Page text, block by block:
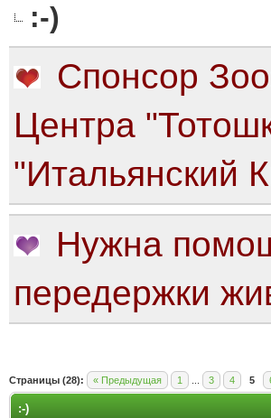
:-)
Спонсор
Центра
"Итальянский
Нужна
передержки
Страницы (28): « Предыдущая 1 3 4 5
оценка: 0
:-)